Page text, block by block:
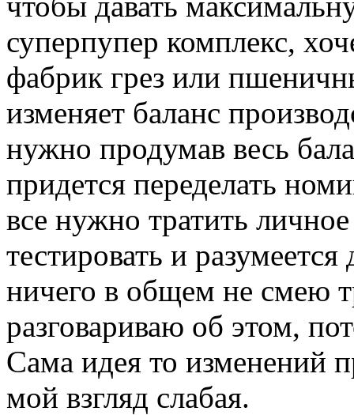
суперпупер комплекс,
фабрик грез или
изменяет баланс
нужно продумав весь
придется переделать
все нужно тратить
тестировать и
ничего в общем не смею
разговариваю об этом,
Сама идея то изменений
мой взгляд слабая.